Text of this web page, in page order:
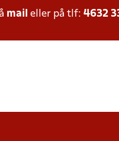
mail eller på tlf: 4632